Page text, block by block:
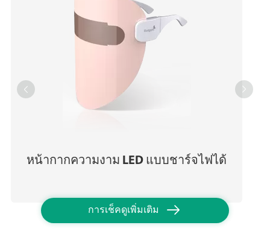
หน้ากากความงาม LED แบบชาร์จไฟได้
การเช็คดูเพิ่มเติม 
 